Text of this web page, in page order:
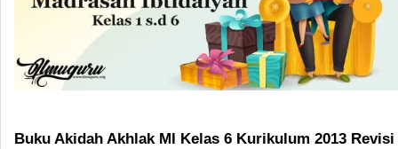
Buku Akidah Akhlak MI Kelas 6 Kurikulum 2013 Revisi